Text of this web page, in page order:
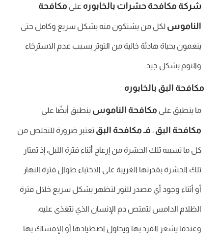
شركة مكافحة حشرات بالخابوره على مكافحة
الناموس لكل من يشتكون منه بشكل سريع وكامل حتى
ينعمون بحياة هادئة خالية من التوتر بسبب عدم الاسترخاء
والنوم بشكل جيد.
مكافحة البق بالخابوره
ما ينطبق على مكافحة الناموس ينطبق أيضًا على
مكافحة البق، فـ مكافحة البق تعتبر ضرورة للتخلص من
كل ما تسببه تلك الحشرة من إزعاج أثناء فترة الليل، إذ تمتاز
تلك الحشرة بقدرتها الغريبة على الاختباء طوال فترة النهار
أو أثناء وجود أي مصدر للنور لتظهر بشكل سريع خلال فترة
الظلام الدامس لتمتص دم الإنسان الذي تتغذى عليه،
وعندما يشعر الفرد بها ويحاول اصطيادها أو الإمساك بها